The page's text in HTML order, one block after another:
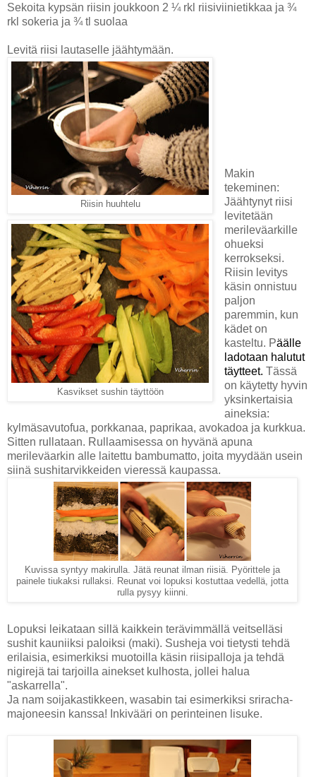
Sekoita kypsän riisin joukkoon 2 ¼ rkl riisiviinietikkaa ja ¾
rkl sokeria ja ¾ tl suolaa
Levitä riisi lautaselle jäähtymään.
Riisin huuhtelu
Kasvikset sushin täyttöön
Makin
tekeminen:
Jäähtynyt riisi
levitetään
merileväarkille
ohueksi
kerrokseksi.
Riisin levitys
käsin onnistuu
paljon
paremmin, kun
kädet on
kasteltu. Päälle
ladotaan halutut
täytteet. Tässä
on käytetty hyvin
yksinkertaisia
aineksia:
kylmäsavutofua, porkkanaa, paprikaa, avokadoa ja kurkkua.
Sitten rullataan. Rullaamisessa on hyvänä apuna
merileväarkin alle laitettu bambumatto, joita myydään usein
siinä sushitarvikkeiden vieressä kaupassa.
Kuvissa syntyy makirulla. Jätä reunat ilman riisiä. Pyörittele ja
painele tiukaksi rullaksi. Reunat voi lopuksi kostuttaa vedellä, jotta
rulla pysyy kiinni.
Lopuksi leikataan sillä kaikkein terävimmällä veitselläsi
sushit kauniiksi paloiksi (maki). Susheja voi tietysti tehdä
erilaisia, esimerkiksi muotoilla käsin riisipalloja ja tehdä
nigirejä tai tarjoilla ainekset kulhosta, jollei halua
"askarrella".
Ja nam soijakastikkeen, wasabin tai esimerkiksi sriracha-
majoneesin kanssa! Inkivääri on perinteinen lisuke.